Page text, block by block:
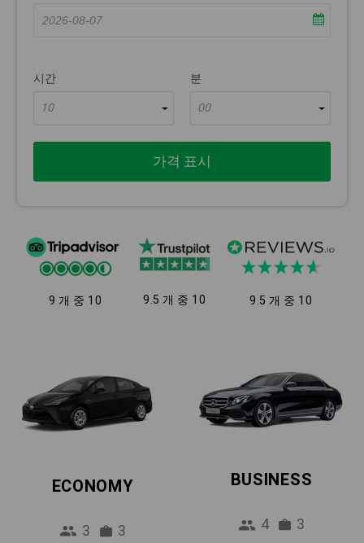
시간
10
분
00
가격 표시
9 개 중 10 9.5 개 중 10 9.5 개 중 10
ECONOMY
3 3
BUSINESS
4 3